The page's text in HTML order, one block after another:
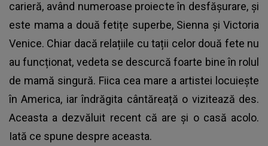
carieră, având numeroase proiecte în desfășurare, și
este mama a două fetițe superbe, Sienna și Victoria
Venice. Chiar dacă relațiile cu tații celor două fete nu
au funcționat, vedeta se descurcă foarte bine în rolul
de mamă singură. Fiica cea mare a artistei locuiește
în America, iar îndrăgita cântăreață o vizitează des.
Aceasta a dezvăluit recent că are și o casă acolo.
Iată ce spune despre aceasta.